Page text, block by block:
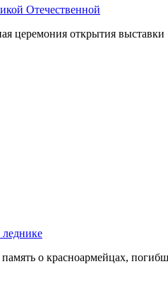
Отечественной
церемония открытия
о красноармейцах,